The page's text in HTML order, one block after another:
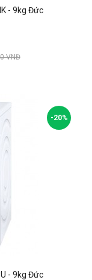
- 9kg Đức
VNĐ
-20%
- 9kg Đức